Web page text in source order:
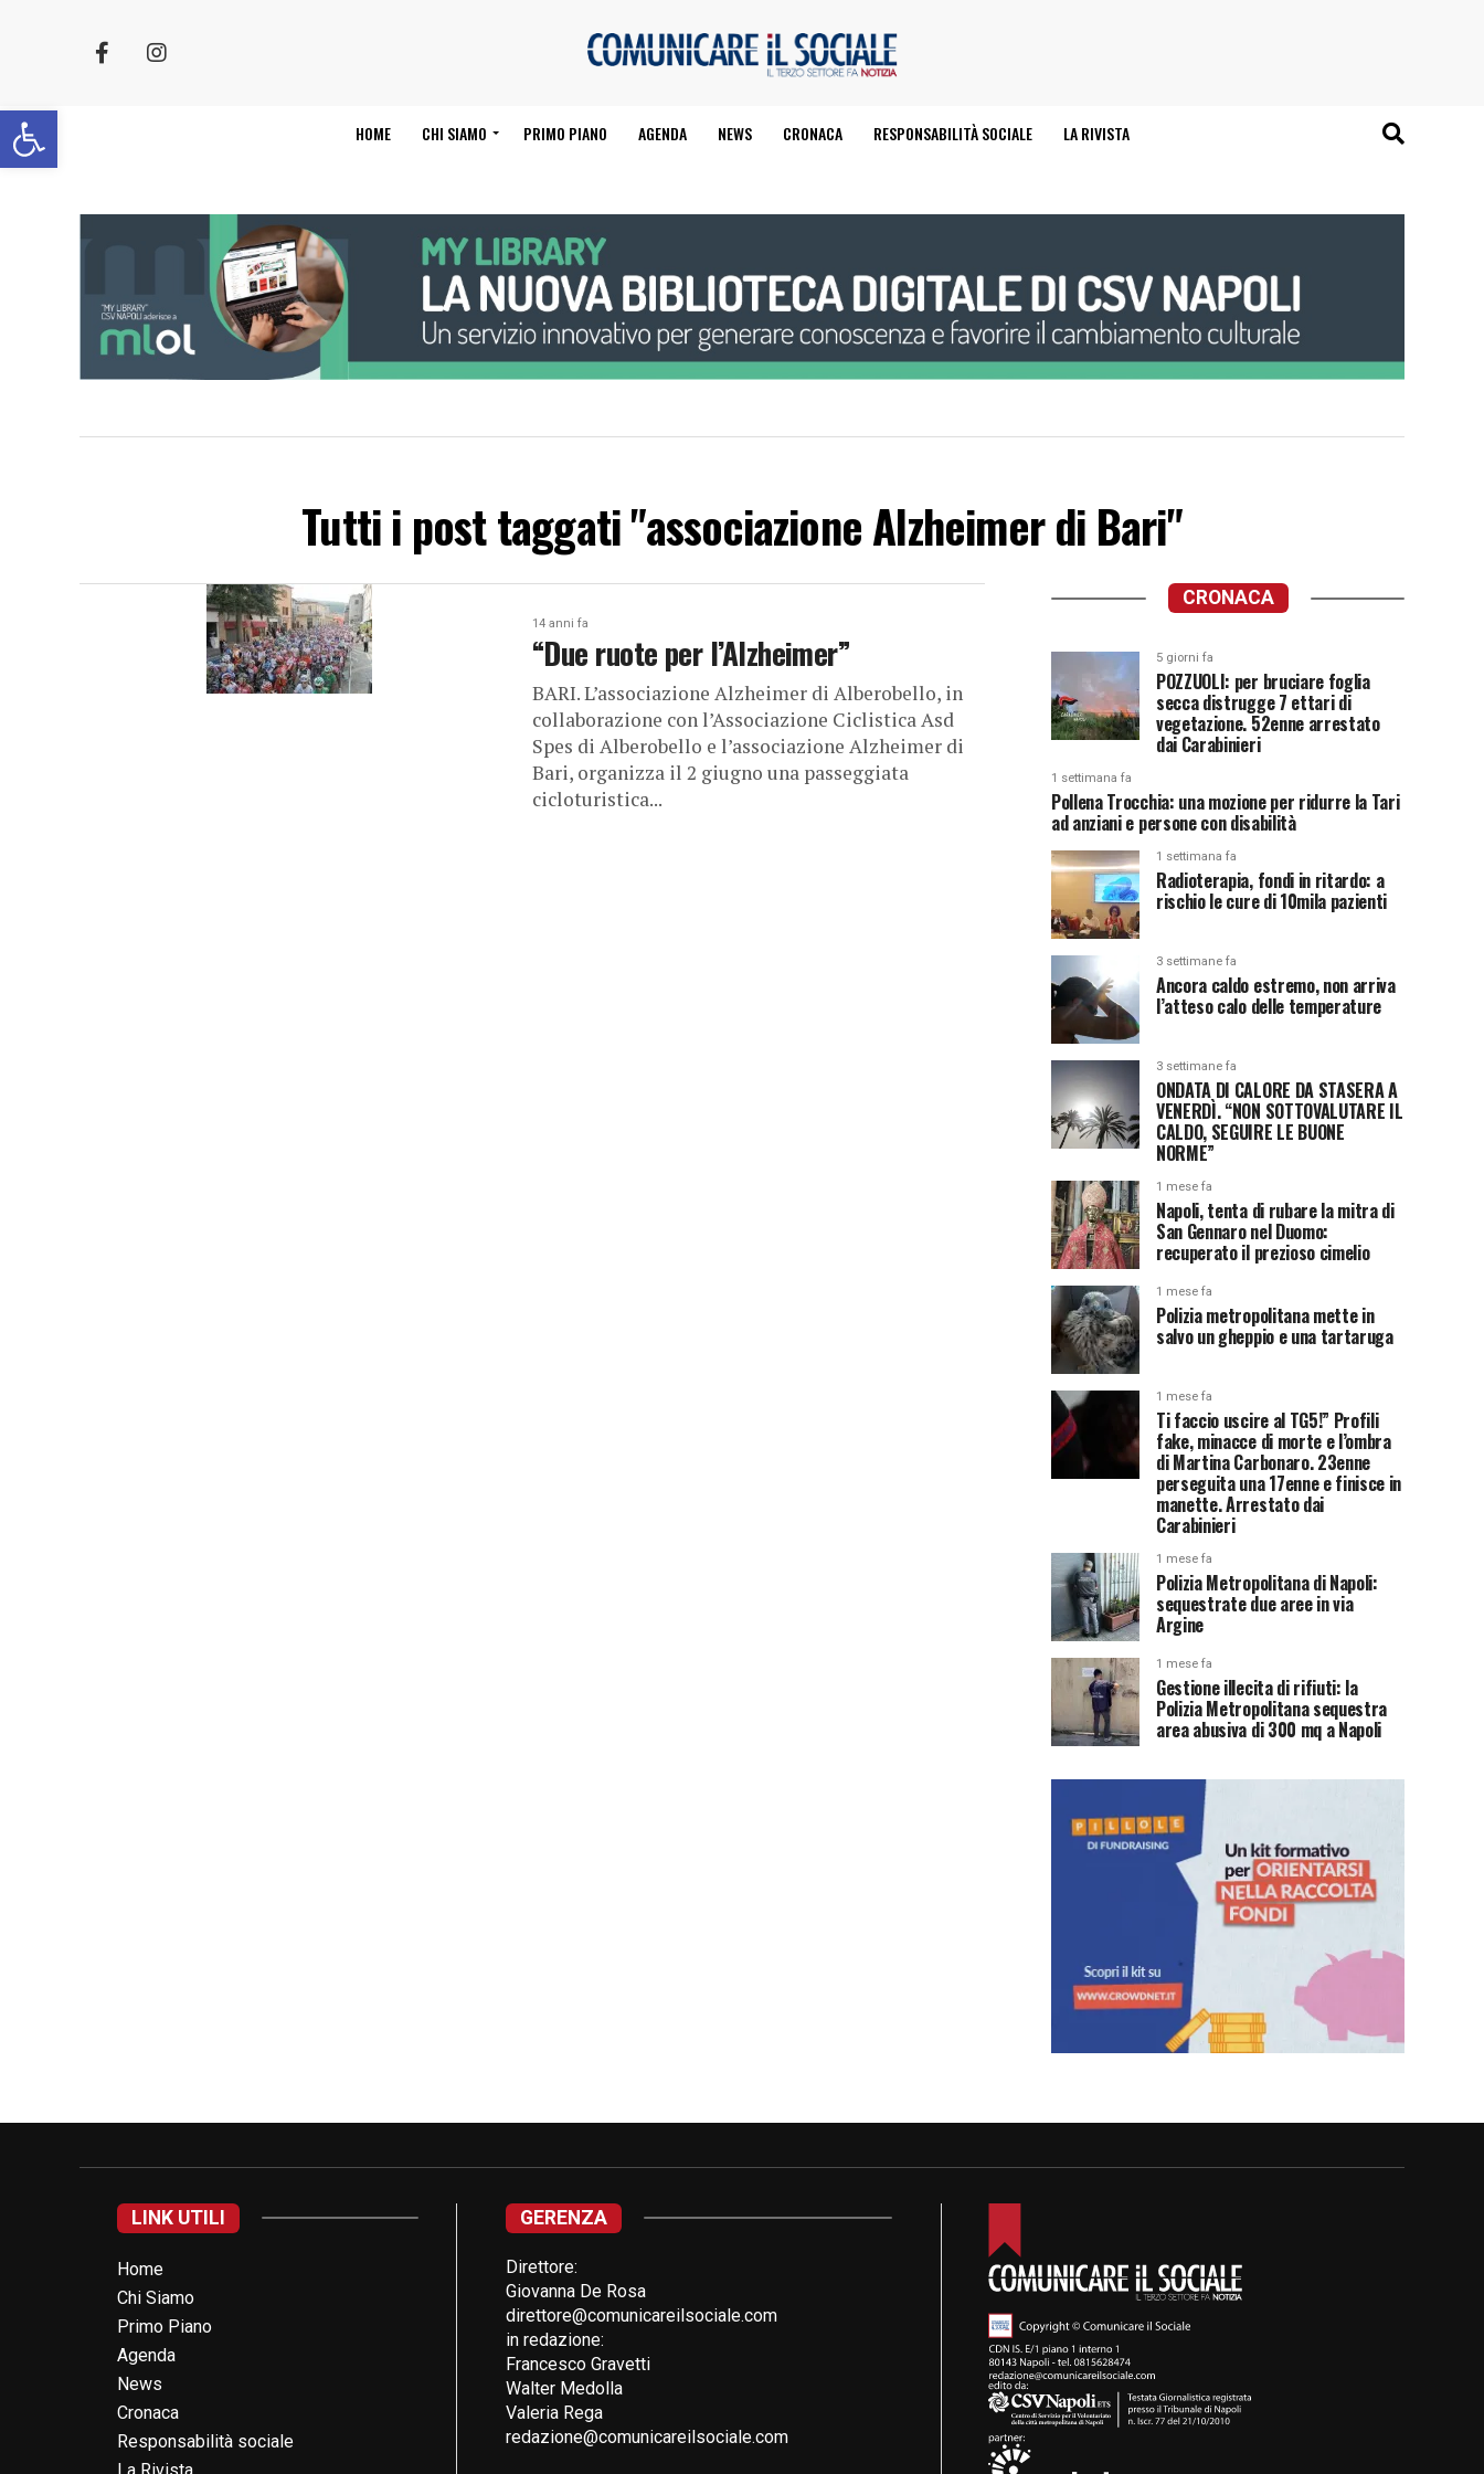
Apri la barra degli strumenti HOME CHI SIAMO PRIMO PIANO AGENDA NEWS CRONACA RESPONSABILITÀ SOCIALE LA RIVISTA
Tutti i post taggati "associazione Alzheimer di Bari"
14 anni fa
“Due ruote per l’Alzheimer”
BARI. L’associazione Alzheimer di Alberobello, in
collaborazione con l’Associazione Ciclistica Asd
Spes di Alberobello e l’associazione Alzheimer di
Bari, organizza il 2 giugno una passeggiata
cicloturistica...
CRONACA
5 giorni fa
POZZUOLI: per bruciare foglia
secca distrugge 7 ettari di
vegetazione. 52enne arrestato
dai Carabinieri
1 settimana fa
Pollena Trocchia: una mozione per ridurre la Tari
ad anziani e persone con disabilità
1 settimana fa
Radioterapia, fondi in ritardo: a
rischio le cure di 10mila pazienti
3 settimane fa
Ancora caldo estremo, non arriva
l’atteso calo delle temperature
3 settimane fa
ONDATA DI CALORE DA STASERA A
VENERDÌ. “NON SOTTOVALUTARE IL
CALDO, SEGUIRE LE BUONE
NORME”
1 mese fa
Napoli, tenta di rubare la mitra di
San Gennaro nel Duomo:
recuperato il prezioso cimelio
1 mese fa
Polizia metropolitana mette in
salvo un gheppio e una tartaruga
1 mese fa
Ti faccio uscire al TG5!” Profili
fake, minacce di morte e l’ombra
di Martina Carbonaro. 23enne
perseguita una 17enne e finisce in
manette. Arrestato dai
Carabinieri
1 mese fa
Polizia Metropolitana di Napoli:
sequestrate due aree in via
Argine
1 mese fa
Gestione illecita di rifiuti: la
Polizia Metropolitana sequestra
area abusiva di 300 mq a Napoli
LINK UTILI
Home
Chi Siamo
Primo Piano
Agenda
News
Cronaca
Responsabilità sociale
GERENZA
Direttore:
Giovanna De Rosa
direttore@comunicareilsociale.com
in redazione:
Francesco Gravetti
Walter Medolla
Valeria Rega
redazione@comunicareilsociale.com